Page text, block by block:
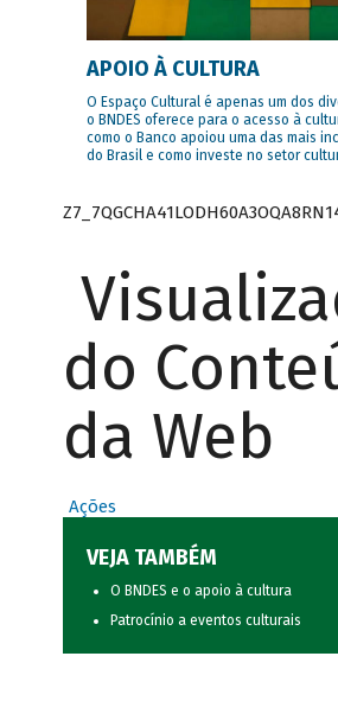
APOIO À CULTURA
O Espaço Cultural é apenas um dos
o BNDES oferece para o acesso à
como o Banco apoiou uma das mais
do Brasil e como investe no setor
do
da Web
Ações
VEJA TAMBÉM
O BNDES e o apoio à cultura
Patrocínio a eventos culturais